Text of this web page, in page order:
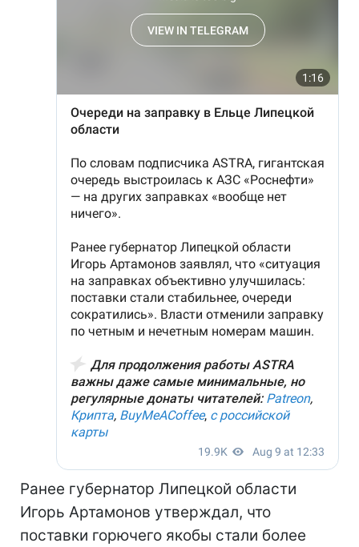
Ранее губернатор Липецкой области
Игорь Артамонов утверждал, что
поставки горючего якобы стали более